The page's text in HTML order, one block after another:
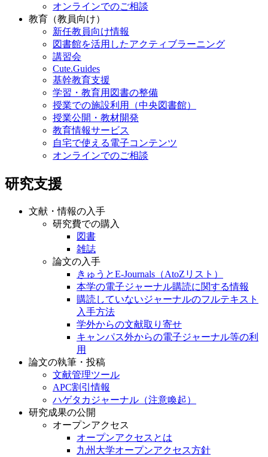
オンラインでのご相談
教育（教員向け）
新任教員向け情報
図書館を活用したアクティブラーニング
講習会
Cute.Guides
基幹教育支援
学習・教育用図書の整備
授業での施設利用（中央図書館）
授業公開・教材開発
教育情報サービス
自宅で使える電子コンテンツ
オンラインでのご相談
研究支援
文献・情報の入手
研究費での購入
図書
雑誌
論文の入手
きゅうとE-Journals（AtoZリスト）
本学の電子ジャーナル購読に関する情報
購読していないジャーナルのフルテキスト
入手方法
学外からの文献取り寄せ
キャンパス外からの電子ジャーナル等の利
用
論文の執筆・投稿
文献管理ツール
APC割引情報
ハゲタカジャーナル（注意喚起）
研究成果の公開
オープンアクセス
オープンアクセスとは
九州大学オープンアクセス方針